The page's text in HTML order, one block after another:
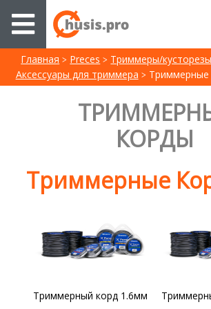
Главная Preces
Триммеры/
Аксессуары для триммера
Триммерные
КОРДЫ
Триммерные
Триммерный корд 1.6мм